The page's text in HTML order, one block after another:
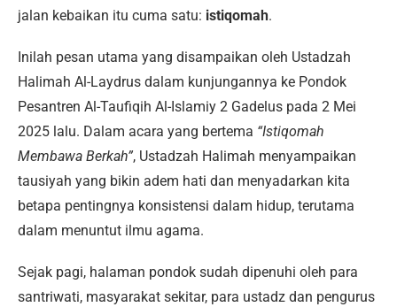
jalan kebaikan itu cuma satu: istiqomah.
Inilah pesan utama yang disampaikan oleh Ustadzah
Halimah Al-Laydrus dalam kunjungannya ke Pondok
Pesantren Al-Taufiqih Al-Islamiy 2 Gadelus pada 2 Mei
2025 lalu. Dalam acara yang bertema “Istiqomah
Membawa Berkah”, Ustadzah Halimah menyampaikan
tausiyah yang bikin adem hati dan menyadarkan kita
betapa pentingnya konsistensi dalam hidup, terutama
dalam menuntut ilmu agama.
Sejak pagi, halaman pondok sudah dipenuhi oleh para
santriwati, masyarakat sekitar, para ustadz dan pengurus